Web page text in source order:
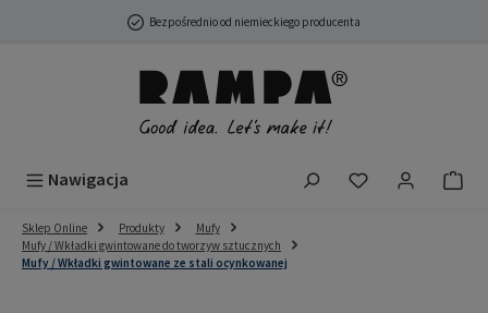
Przejdź do głównej zawartościBezpośrednio od niemieckiego producenta
Nawigacja Masz 0
Sklep Online Produkty
Mufy
Mufy / Wkładki gwintowane do tworzyw sztucznych
Mufy / Wkładki gwintowane ze stali ocynkowanej